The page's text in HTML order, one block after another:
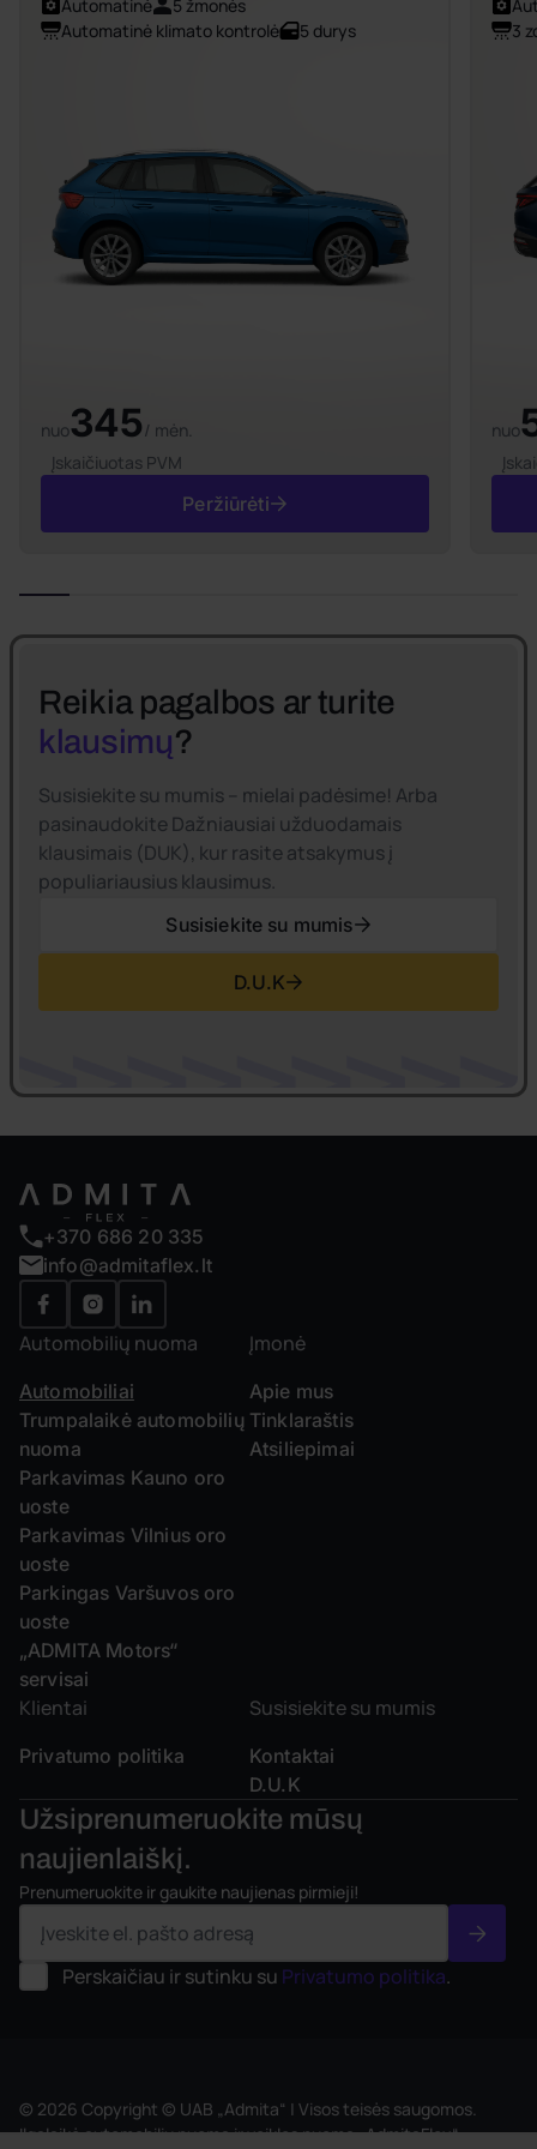
Automatinė
5 žmonės
Automatinė klimato kontrolė
5 durys
nuo345/ mėn.
Įskaičiuotas PVM
Peržiūrėti
3
nuo
Reikia pagalbos ar turite
klausimų?
Susisiekite su mumis – mielai padėsime! Arba
pasinaudokite Dažniausiai užduodamais
klausimais (DUK), kur rasite atsakymus į
populiariausius klausimus.
Susisiekite su mumis
D.U.K
+370 686 20 335
info@admitaflex.lt
Automobilių nuoma
Automobiliai
Trumpalaikė automobilių
nuoma
Parkavimas Kauno oro
uoste
Parkavimas Vilnius oro
uoste
Parkingas Varšuvos oro
uoste
„ADMITA Motors“
servisai
Įmonė
Apie mus
Tinklaraštis
Atsiliepimai
Klientai
Privatumo politika
Susisiekite su mumis
Kontaktai
D.U.K
Užsiprenumeruokite mūsų
naujienlaiškį.
Prenumeruokite ir gaukite naujienas pirmieji!
Perskaičiau ir sutinku su Privatumo politika.
© 2026 Copyright © UAB „Admita“ | Visos teisės saugomos.
Ilgalaikė automobilių nuoma ir veiklos nuoma „AdmitaFlex“